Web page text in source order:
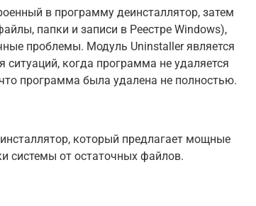
в программу деинсталлятор, затем
папки и записи в Реестре Windows),
проблемы. Модуль Uninstaller является
ситуаций, когда программа не удаляется
программа была удалена не полностью.
который предлагает мощные
системы от остаточных файлов.